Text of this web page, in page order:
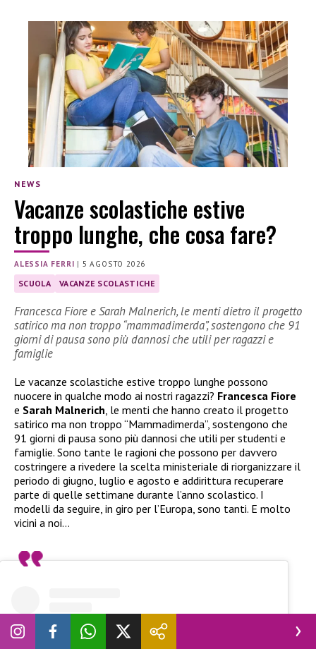
NEWS
Vacanze scolastiche estive
troppo lunghe, che cosa fare?
ALESSIA FERRI | 5 AGOSTO 2026
SCUOLA VACANZE SCOLASTICHE
Francesca Fiore e Sarah Malnerich, le menti dietro il progetto
satirico ma non troppo “mammadimerda”, sostengono che 91
giorni di pausa sono più dannosi che utili per ragazzi e
famiglie
Le vacanze scolastiche estive troppo lunghe possono
nuocere in qualche modo ai nostri ragazzi? Francesca Fiore
e Sarah Malnerich, le menti che hanno creato il progetto
satirico ma non troppo “Mammadimerda”, sostengono che
91 giorni di pausa sono più dannosi che utili per studenti e
famiglie. Sono tante le ragioni che possono per davvero
costringere a rivedere la scelta ministeriale di riorganizzare il
periodo di giugno, luglio e agosto e addirittura recuperare
parte di quelle settimane durante l’anno scolastico. I
modelli da seguire, in giro per l’Europa, sono tanti. E molto
vicini a noi…